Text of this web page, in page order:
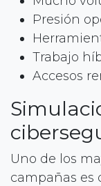
Presión
Trabajo
Accesos
Uno de los
campañas es